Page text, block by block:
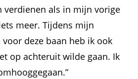
verdienen als in mijn vorige
meer. Tijdens mijn
deze baan heb ik ook
op achteruit wilde gaan. Ik